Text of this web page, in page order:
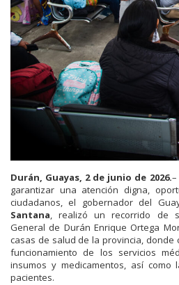
Durán, Guayas, 2 de junio de 2026.
garantizar una atención digna,
ciudadanos, el gobernador del
Santana, realizó un recorrido de
General de Durán Enrique Ortega
casas de salud de la provincia, donde
funcionamiento de los servicios
insumos y medicamentos, así
pacientes.